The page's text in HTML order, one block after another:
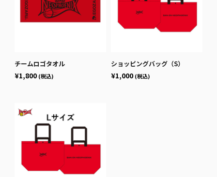
チームロゴタオル
¥1,800 (税込)
ショッピングバッグ（S）
¥1,000 (税込)